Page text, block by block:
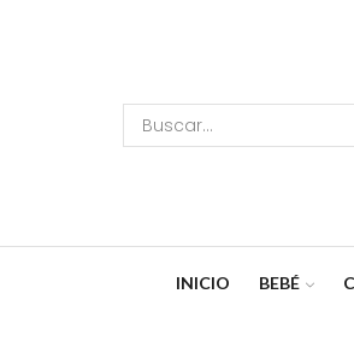
INICIO BEBÉ